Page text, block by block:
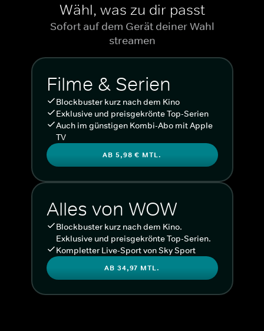
Wähl, was zu dir passt
Sofort auf dem Gerät deiner Wahl
streamen
Filme & Serien
Blockbuster kurz nach dem Kino
Exklusive und preisgekrönte Top-Serien
Auch im günstigen Kombi-Abo mit Apple
TV
AB 5,98 € MTL.
Alles von WOW
Blockbuster kurz nach dem Kino.
Exklusive und preisgekrönte Top-Serien.
Kompletter Live-Sport von Sky Sport
AB 34,97 MTL.